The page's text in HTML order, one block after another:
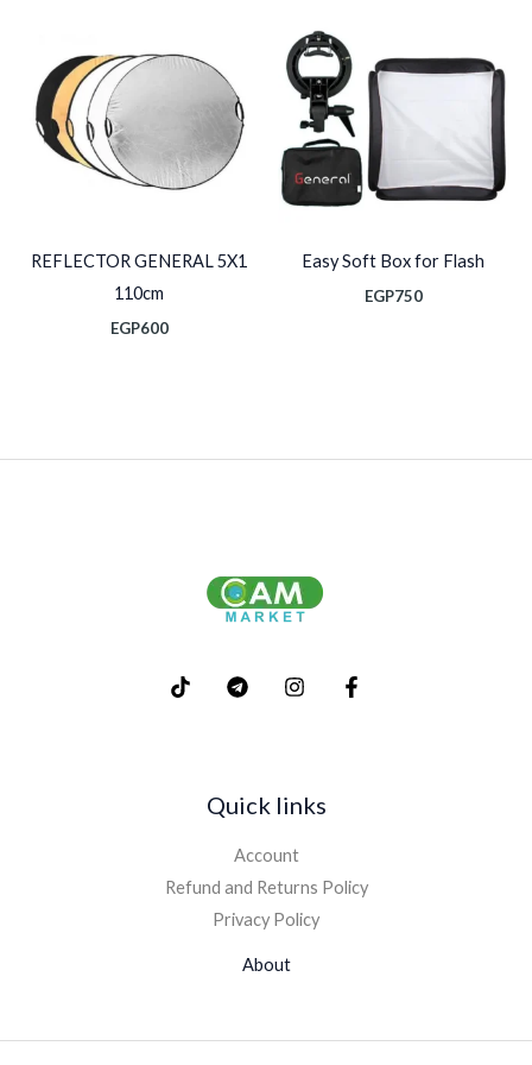
Easy Soft Box for Flash
EGP750
REFLECTOR GENERAL 5X1
110cm
EGP600
Quick links
Account
Refund and Returns Policy
Privacy Policy
About